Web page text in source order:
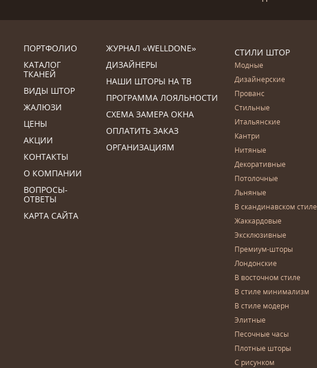
ПОРТФОЛИО
КАТАЛОГ
ТКАНЕЙ
ВИДЫ ШТОР
ЖАЛЮЗИ
ЦЕНЫ
АКЦИИ
КОНТАКТЫ
О КОМПАНИИ
ВОПРОСЫ-
ОТВЕТЫ
КАРТА САЙТА
ЖУРНАЛ «WELLDONE»
ДИЗАЙНЕРЫ
НАШИ ШТОРЫ НА ТВ
ПРОГРАММА ЛОЯЛЬНОСТИ
СХЕМА ЗАМЕРА ОКНА
ОПЛАТИТЬ ЗАКАЗ
ОРГАНИЗАЦИЯМ
СТИЛИ ШТОР
Модные
Дизайнерские
Прованс
Стильные
Итальянские
Кантри
Нитяные
Декоративные
Потолочные
Льняные
В скандинавском стиле
Жаккардовые
Эксклюзивные
Премиум-шторы
Лондонские
В восточном стиле
В стиле минимализм
В стиле модерн
Элитные
Песочные часы
Плотные шторы
С рисунком